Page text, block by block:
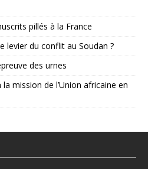
pillés à la France
levier du conflit au Soudan ?
des urnes
mission de l’Union africaine en